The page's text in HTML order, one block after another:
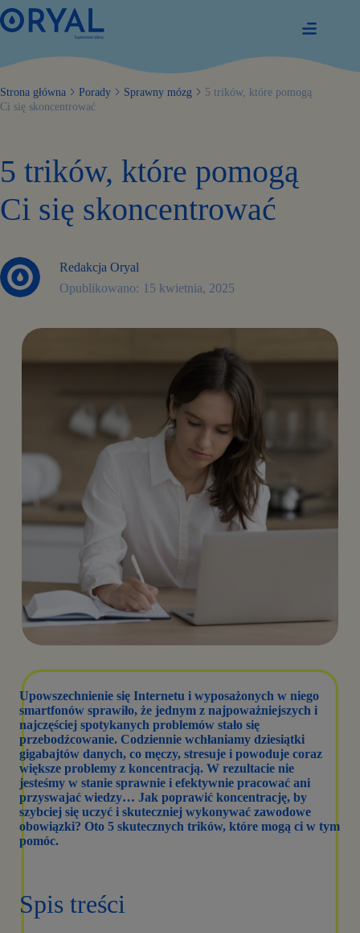
Przejdź
do
treści
Strona główna Porady Sprawny mózg
5 trików, które pomogą
Ci się skoncentrować
5 trików, które pomogą
Ci się skoncentrować
Redakcja Oryal
15 kwietnia, 2025
Upowszechnienie się Internetu i wyposażonych w niego
smartfonów sprawiło, że jednym z najpoważniejszych i
najczęściej spotykanych problemów stało się
przebodźcowanie. Codziennie wchłaniamy dziesiątki
gigabajtów danych, co męczy, stresuje i powoduje coraz
większe problemy z koncentracją. W rezultacie nie
jesteśmy w stanie sprawnie i efektywnie pracować ani
przyswajać wiedzy… Jak poprawić koncentrację, by
szybciej się uczyć i skuteczniej wykonywać zawodowe
obowiązki? Oto 5 skutecznych trików, które mogą ci w tym
pomóc.
Spis treści